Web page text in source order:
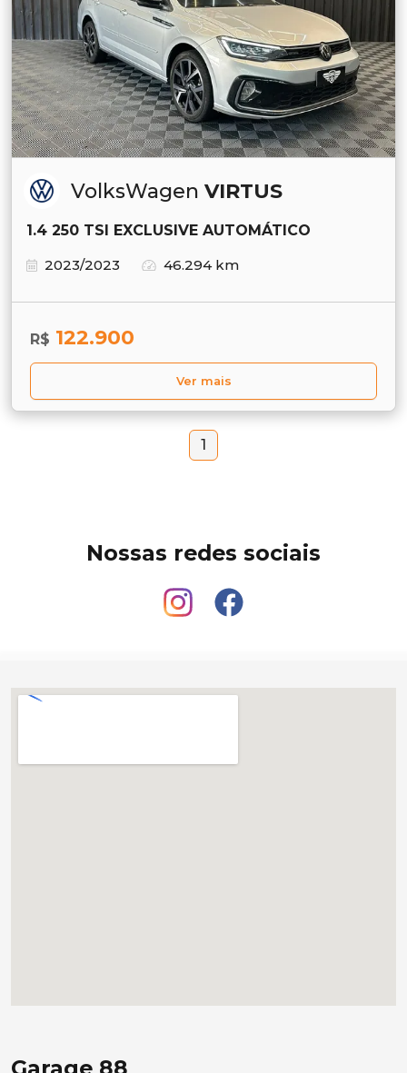
VolksWagen VIRTUS
1.4 250 TSI EXCLUSIVE AUTOMÁTICO
2023/2023
46.294 km
R$ 122.900
Ver mais
1
Nossas redes sociais